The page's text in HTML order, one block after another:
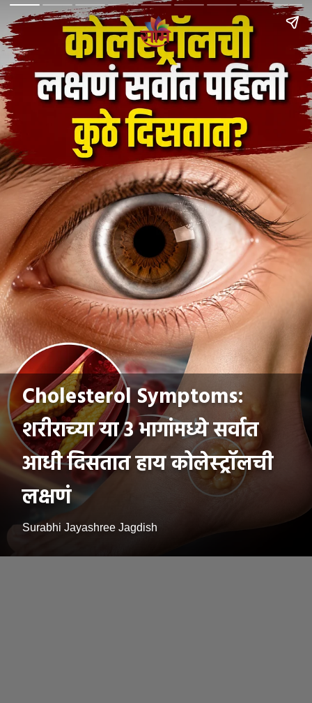
Cholesterol Symptoms:
शरीराच्या या 3 भागांमध्ये सर्वात
आधी दिसतात हाय कोलेस्ट्रॉलची
लक्षणं
Surabhi Jayashree Jagdish